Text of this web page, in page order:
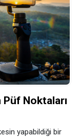
Noktaları
yapabildiği bir